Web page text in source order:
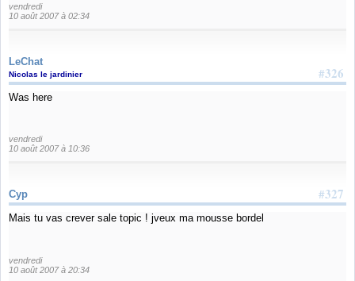
vendredi
10 août 2007 à 02:34
LeChat
#326
Nicolas le jardinier
Was here
vendredi
10 août 2007 à 10:36
#327
Cyp
Mais tu vas crever sale topic ! jveux ma mousse bordel
vendredi
10 août 2007 à 20:34